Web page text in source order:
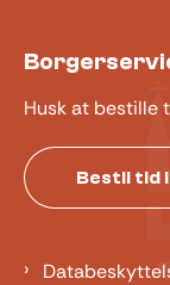
Husk at bestille
Bestil tid